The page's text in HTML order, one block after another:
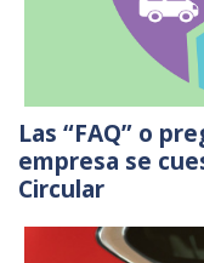
Las “FAQ” o
empresa se
Circular